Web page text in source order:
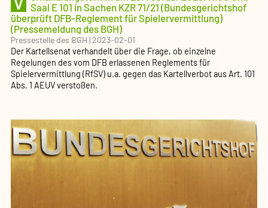
Saal E 101 in Sachen KZR 71/21 (Bundesgerichtshof
überprüft DFB-Reglement für Spielervermittlung)
(Pressemeldung des BGH)
Pressestelle des BGH |2023-02-01
Der Kartellsenat verhandelt über die Frage, ob einzelne
Regelungen des vom DFB erlassenen Reglements für
Spielervermittlung (RfSV) u.a. gegen das Kartellverbot aus Art. 101
Abs. 1 AEUV verstoßen.